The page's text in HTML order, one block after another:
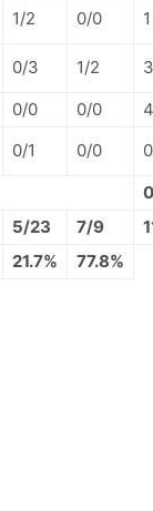
1/2 0/0 1
0/3 1/2
3
0/0 0/0
4
0/1 0/0
0
0
5/23 7/9
21.7% 77.8%